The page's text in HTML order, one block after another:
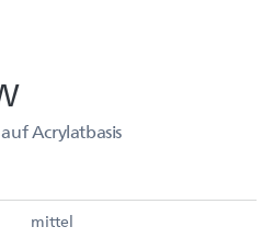
Acrylatbasis
mittel